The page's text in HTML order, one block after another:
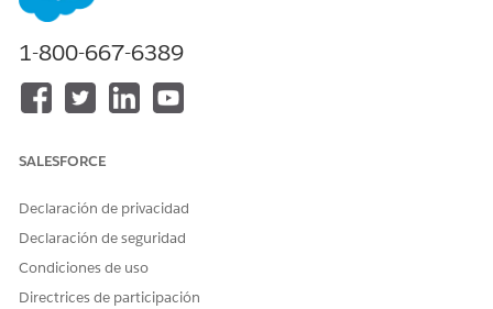
Disponible en:
Agentforce IT Service.
Plantillas de solicitudes predefinidas para Einstein
Knowledge Creation para servicios de TI
Knowledge Creation ayudan sus equipos de TI a redactar
coherente. Las plantillas definen cómo un modelo de
idioma grande (LLM) genera contenido especificando la
estructura, las instrucciones y los datos de origen del
artículo.
1-800-667-6389
SALESFORCE
Declaración de privacidad
Declaración de seguridad
Condiciones de uso
Directrices de participación